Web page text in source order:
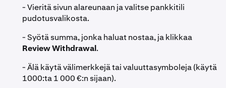
- Vieritä sivun alareunaan ja valitse pankkitili
pudotusvalikosta.
- Syötä summa, jonka haluat nostaa, ja klikkaa
Review Withdrawal.
- Älä käytä välimerkkejä tai valuuttasymboleja (käytä
1000:ta 1 000 €:n sijaan).